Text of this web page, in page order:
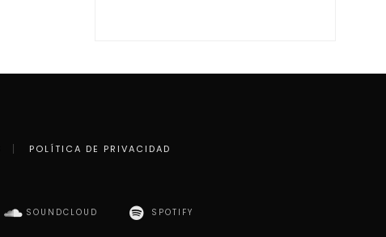
POLÍTICA DE PRIVACIDAD
SOUNDCLOUD SPOTIFY